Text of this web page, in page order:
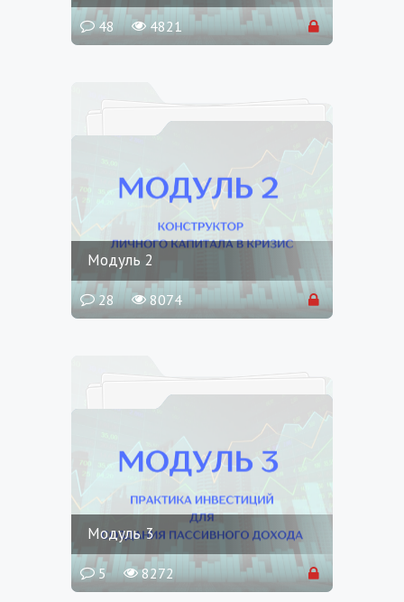
48 4821
Модуль 2
28 8074
Модуль 3
5 8272